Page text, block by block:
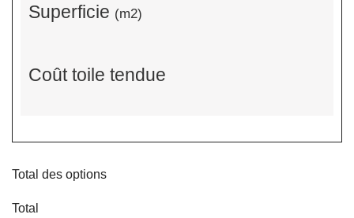
Superficie (m2)
Coût toile tendue
Total des options
Total